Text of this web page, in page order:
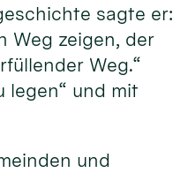
sagte er:
Weg zeigen, der
Weg.“
legen“ und mit
und